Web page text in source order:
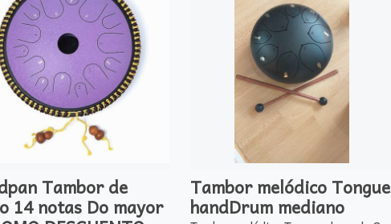
Tambor de
14 notas Do mayor
Tambor melódico Tongue
handDrum mediano